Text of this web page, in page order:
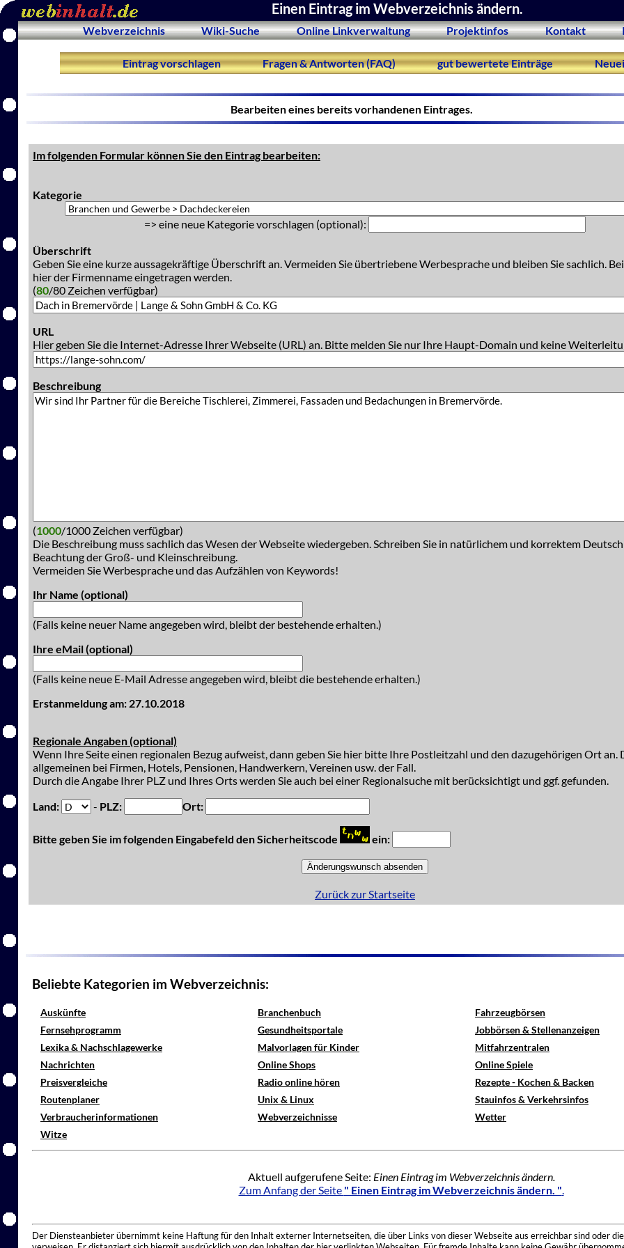
Einen Eintrag im Webverzeichnis ändern.
Webverzeichnis Wiki-Suche Online Linkverwaltung Projektinfos Kontakt
Eintrag vorschlagen Fragen & Antworten (FAQ) gut bewertete Einträge
Bearbeiten eines bereits vorhandenen Eintrages.
Im folgenden Formular können Sie den Eintrag bearbeiten:
Kategorie
=> eine neue Kategorie vorschlagen (optional):
Überschrift
Geben Sie eine kurze aussagekräftige Überschrift an. Vermeiden Sie übertriebene Werbesprache und bleiben Sie sachlich.
hier der Firmenname eingetragen werden.
(80/80 Zeichen verfügbar)
URL
Hier geben Sie die Internet-Adresse Ihrer Webseite (URL) an. Bitte melden Sie nur Ihre Haupt-Domain und keine
Beschreibung
(1000/1000 Zeichen verfügbar)
Die Beschreibung muss sachlich das Wesen der Webseite wiedergeben. Schreiben Sie in natürlichem und korrektem
Beachtung der Groß- und Kleinschreibung.
Vermeiden Sie Werbesprache und das Aufzählen von Keywords!
Ihr Name (optional)
(Falls keine neuer Name angegeben wird, bleibt der bestehende erhalten.)
Ihre eMail (optional)
(Falls keine neue E-Mail Adresse angegeben wird, bleibt die bestehende erhalten.)
Erstanmeldung am: 27.10.2018
Regionale Angaben (optional)
Wenn Ihre Seite einen regionalen Bezug aufweist, dann geben Sie hier bitte Ihre Postleitzahl und den dazugehörigen Ort an.
allgemeinen bei Firmen, Hotels, Pensionen, Handwerkern, Vereinen usw. der Fall.
Durch die Angabe Ihrer PLZ und Ihres Orts werden Sie auch bei einer Regionalsuche mit berücksichtigt und ggf. gefunden.
Land:
- PLZ: Ort:
Bitte geben Sie im folgenden Eingabefeld den Sicherheitscode ein:
Zurück zur Startseite
Beliebte Kategorien im Webverzeichnis:
Auskünfte Branchenbuch
Fahrzeugbörsen
Fernsehprogramm
Gesundheitsportale
Jobbörsen & Stellenanzeigen
Lexika & Nachschlagewerke
Malvorlagen für Kinder
Mitfahrzentralen
Nachrichten
Online Shops
Online Spiele
Preisvergleiche
Radio online hören
Rezepte - Kochen & Backen
Routenplaner
Unix & Linux
Stauinfos & Verkehrsinfos
Verbraucherinformationen
Webverzeichnisse
Wetter
Witze
Aktuell aufgerufene Seite: Einen Eintrag im Webverzeichnis ändern.
Zum Anfang der Seite " Einen Eintrag im Webverzeichnis ändern. ".
Der Diensteanbieter übernimmt keine Haftung für den Inhalt externer Internetseiten, die über Links von dieser Webseite aus erreichbar sind oder